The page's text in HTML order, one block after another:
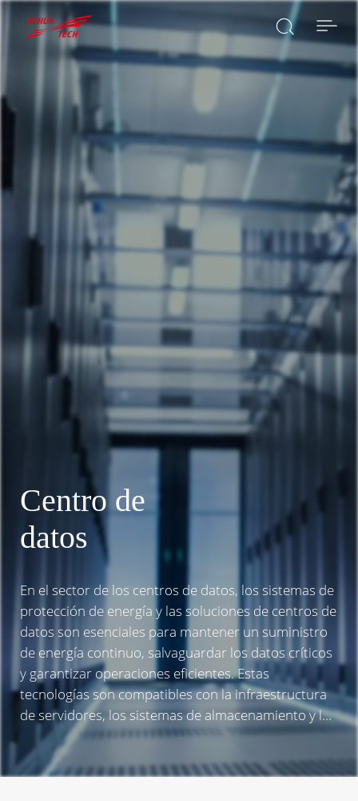

BUSCAR
Centro de
datos
En el sector de los centros de datos, los sistemas de
protección de energía y las soluciones de centros de
datos son esenciales para mantener un suministro
de energía continuo, salvaguardar los datos críticos
y garantizar operaciones eficientes. Estas
tecnologías son compatibles con la infraestructura
de servidores, los sistemas de almacenamiento y la
conectividad de red, lo que mejora la fiabilidad, la
escalabilidad y el rendimiento de los centros de
datos en las instalaciones de IDC y los entornos de